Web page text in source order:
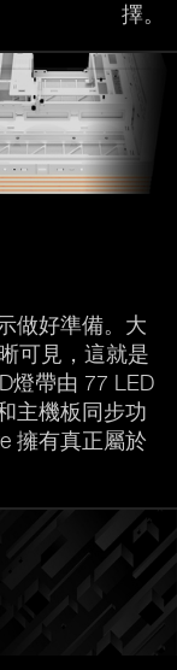
擇。
做好準備。大
可見，這就是
燈帶由 77 LED
主機板同步功
擁有真正屬於